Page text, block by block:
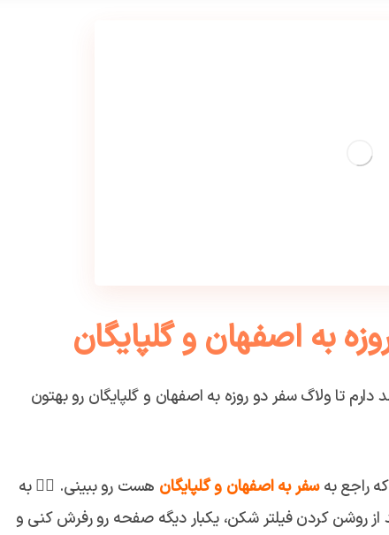
به اصفهان و گلپایگان
تا ولاگ سفر دو روزه به اصفهان و گلپایگان رو بهتون
راجع بهسفر به اصفهان و گلپایگان هست رو ببینی. 👇🏼 به
از روشن کردن فیلتر شکن، یکبار دیگه صفحه رو رفرش کنی و